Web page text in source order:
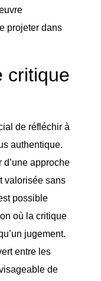
projeter dans
critique
de réfléchir à
authentique.
approche
valorisée sans
possible
où la critique
jugement.
entre les
de